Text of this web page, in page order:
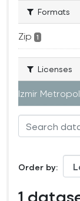
Formats
Zip 1
Licenses
Izmir
Order by
1